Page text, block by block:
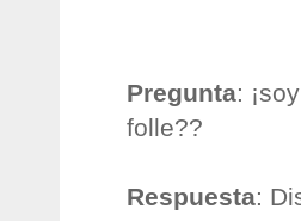
Pregunta:
folle??
Respuesta: